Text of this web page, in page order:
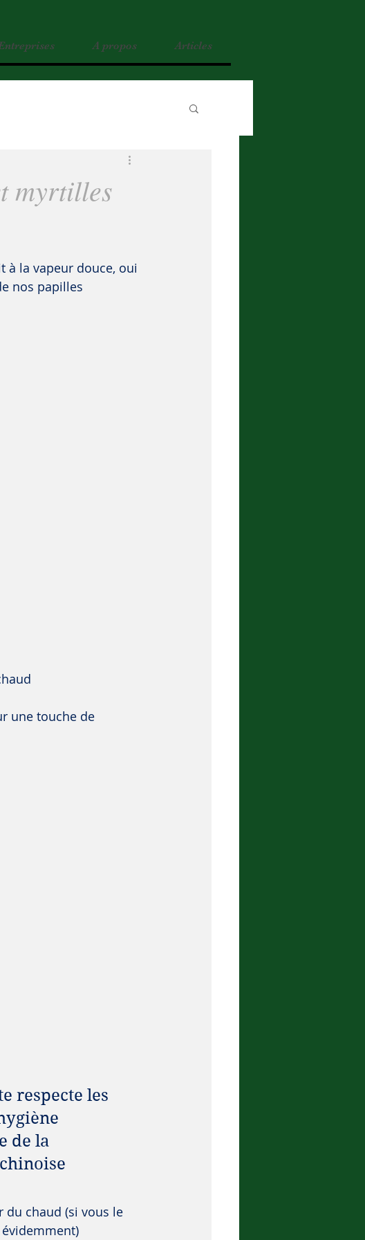
A propos Articles
myrtilles
à la vapeur douce, oui
nos papilles
une touche de
respecte les
de la
du chaud (si vous le